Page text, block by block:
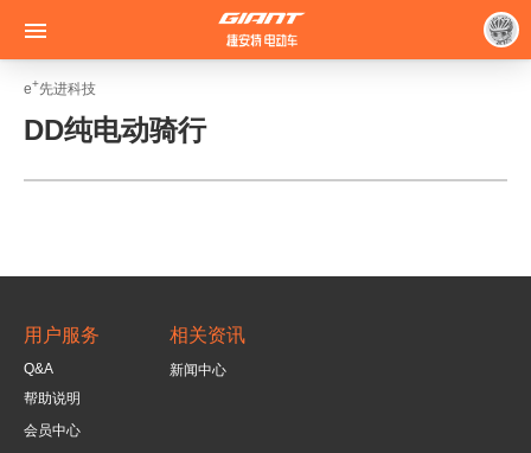

e+先进科技
DD纯电动骑行
用户服务
Q&A
帮助说明
会员中心
相关资讯
新闻中心